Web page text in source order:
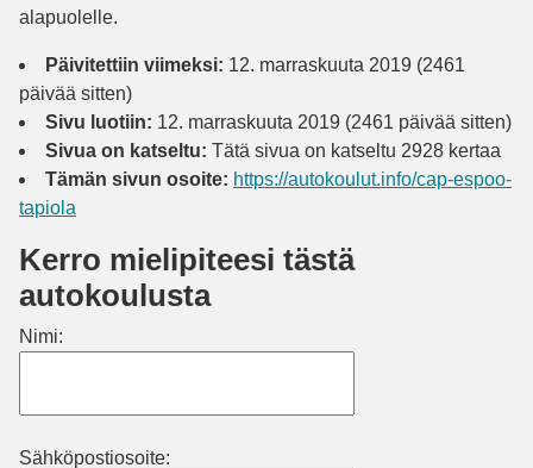
alapuolelle.
Päivitettiin viimeksi: 12. marraskuuta 2019 (2461
päivää sitten)
Sivu luotiin: 12. marraskuuta 2019 (2461 päivää sitten)
Sivua on katseltu: Tätä sivua on katseltu 2928 kertaa
Tämän sivun osoite: https://autokoulut.info/cap-espoo-
tapiola
Kerro mielipiteesi tästä
autokoulusta
Nimi:
Sähköpostiosoite: